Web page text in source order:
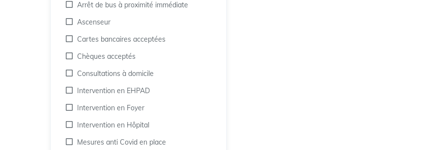
Arrêt de bus à proximité immédiate
Ascenseur
Cartes bancaires acceptées
Chèques acceptés
Consultations à domicile
Intervention en EHPAD
Intervention en Foyer
Intervention en Hôpital
Mesures anti Covid en place